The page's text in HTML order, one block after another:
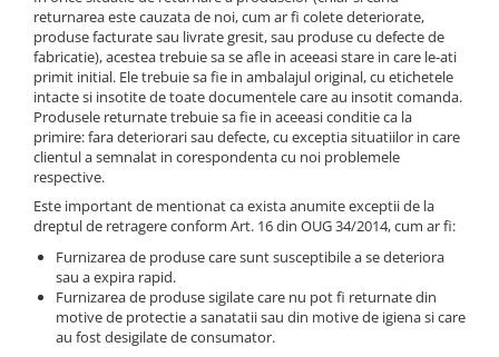
Fotolii copii
Lampi de veghe
Olite copii
Saltelute activitati
Colace, piscine si accesorii
Figurine
Jocuri Copii
Jucarii de rol
Jucarii din lemn si Montessori
Jucarii din plus
Puzzle
Tablite, Litere si Cifre
Jucarii exterior
Sticle
Tricouri personalizate
returnarea este cauzata de noi, cum ar fi colete deteriorate,
produse facturate sau livrate gresit, sau produse cu defecte de
fabricatie), acestea trebuie sa se afle in aceeasi stare in care le-ati
primit initial. Ele trebuie sa fie in ambalajul original, cu etichetele
intacte si insotite de toate documentele care au insotit comanda.
Produsele returnate trebuie sa fie in aceeasi conditie ca la
primire: fara deteriorari sau defecte, cu exceptia situatiilor in care
clientul a semnalat in corespondenta cu noi problemele
respective.
Este important de mentionat ca exista anumite exceptii de la
dreptul de retragere conform Art. 16 din OUG 34/2014, cum ar fi:
Furnizarea de produse care sunt susceptibile a se deteriora
sau a expira rapid.
Furnizarea de produse sigilate care nu pot fi returnate din
motive de protectie a sanatatii sau din motive de igiena si care
au fost desigilate de consumator.